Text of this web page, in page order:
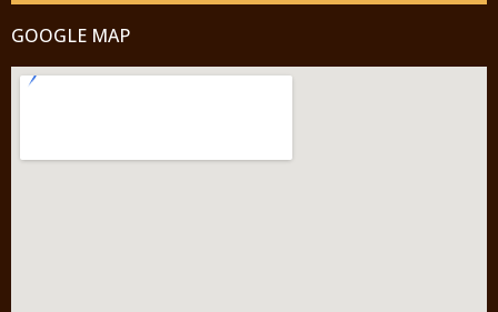
GOOGLE MAP